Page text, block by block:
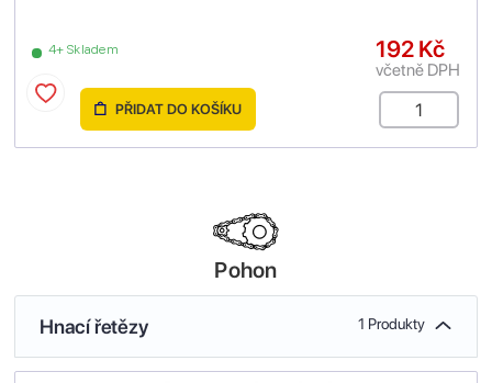
4+ Skladem 192 Kč
včetně DPH
PŘIDAT DO KOŠÍKU
Pohon
Hnací řetězy 1 Produkty